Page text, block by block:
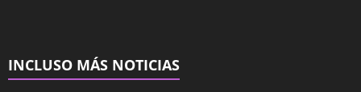
INCLUSO MÁS NOTICIAS